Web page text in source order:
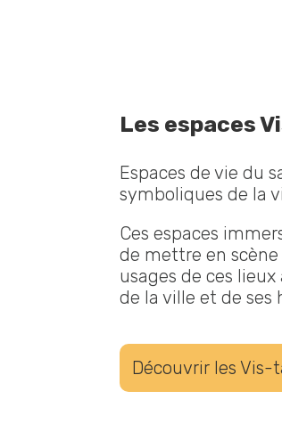
Les espaces
Espaces de vie du
symboliques de la
Ces espaces
de mettre en
usages de ces
de la ville et de ses
Découvrir les Vis-